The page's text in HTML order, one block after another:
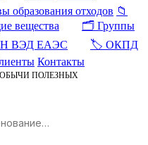
образования отходов 📁
вещества
🗂️ Группы
ВЭД ЕАЭС
🏷️ ОКПД
Контакты
ПОЛЕЗНЫХ